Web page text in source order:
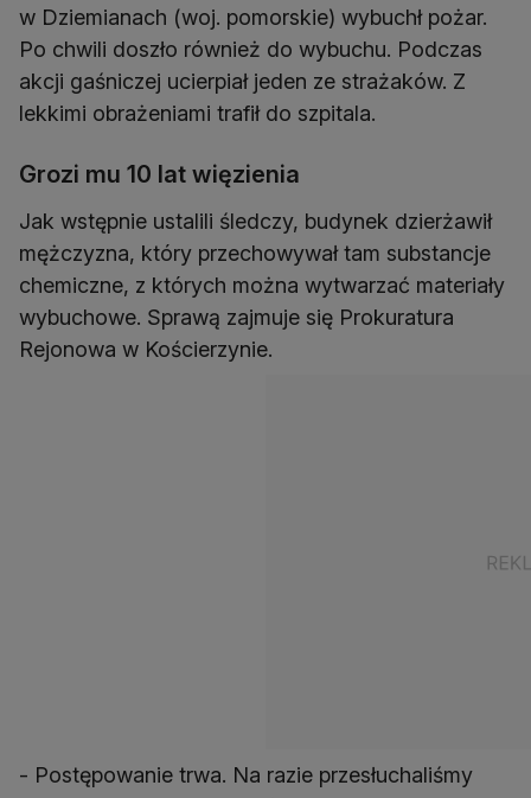
w Dziemianach (woj. pomorskie) wybuchł pożar.
Po chwili doszło również do wybuchu. Podczas
akcji gaśniczej ucierpiał jeden ze strażaków. Z
lekkimi obrażeniami trafił do szpitala.
Grozi mu 10 lat więzienia
Jak wstępnie ustalili śledczy, budynek dzierżawił
mężczyzna, który przechowywał tam substancje
chemiczne, z których można wytwarzać materiały
wybuchowe. Sprawą zajmuje się Prokuratura
Rejonowa w Kościerzynie.
- Postępowanie trwa. Na razie przesłuchaliśmy